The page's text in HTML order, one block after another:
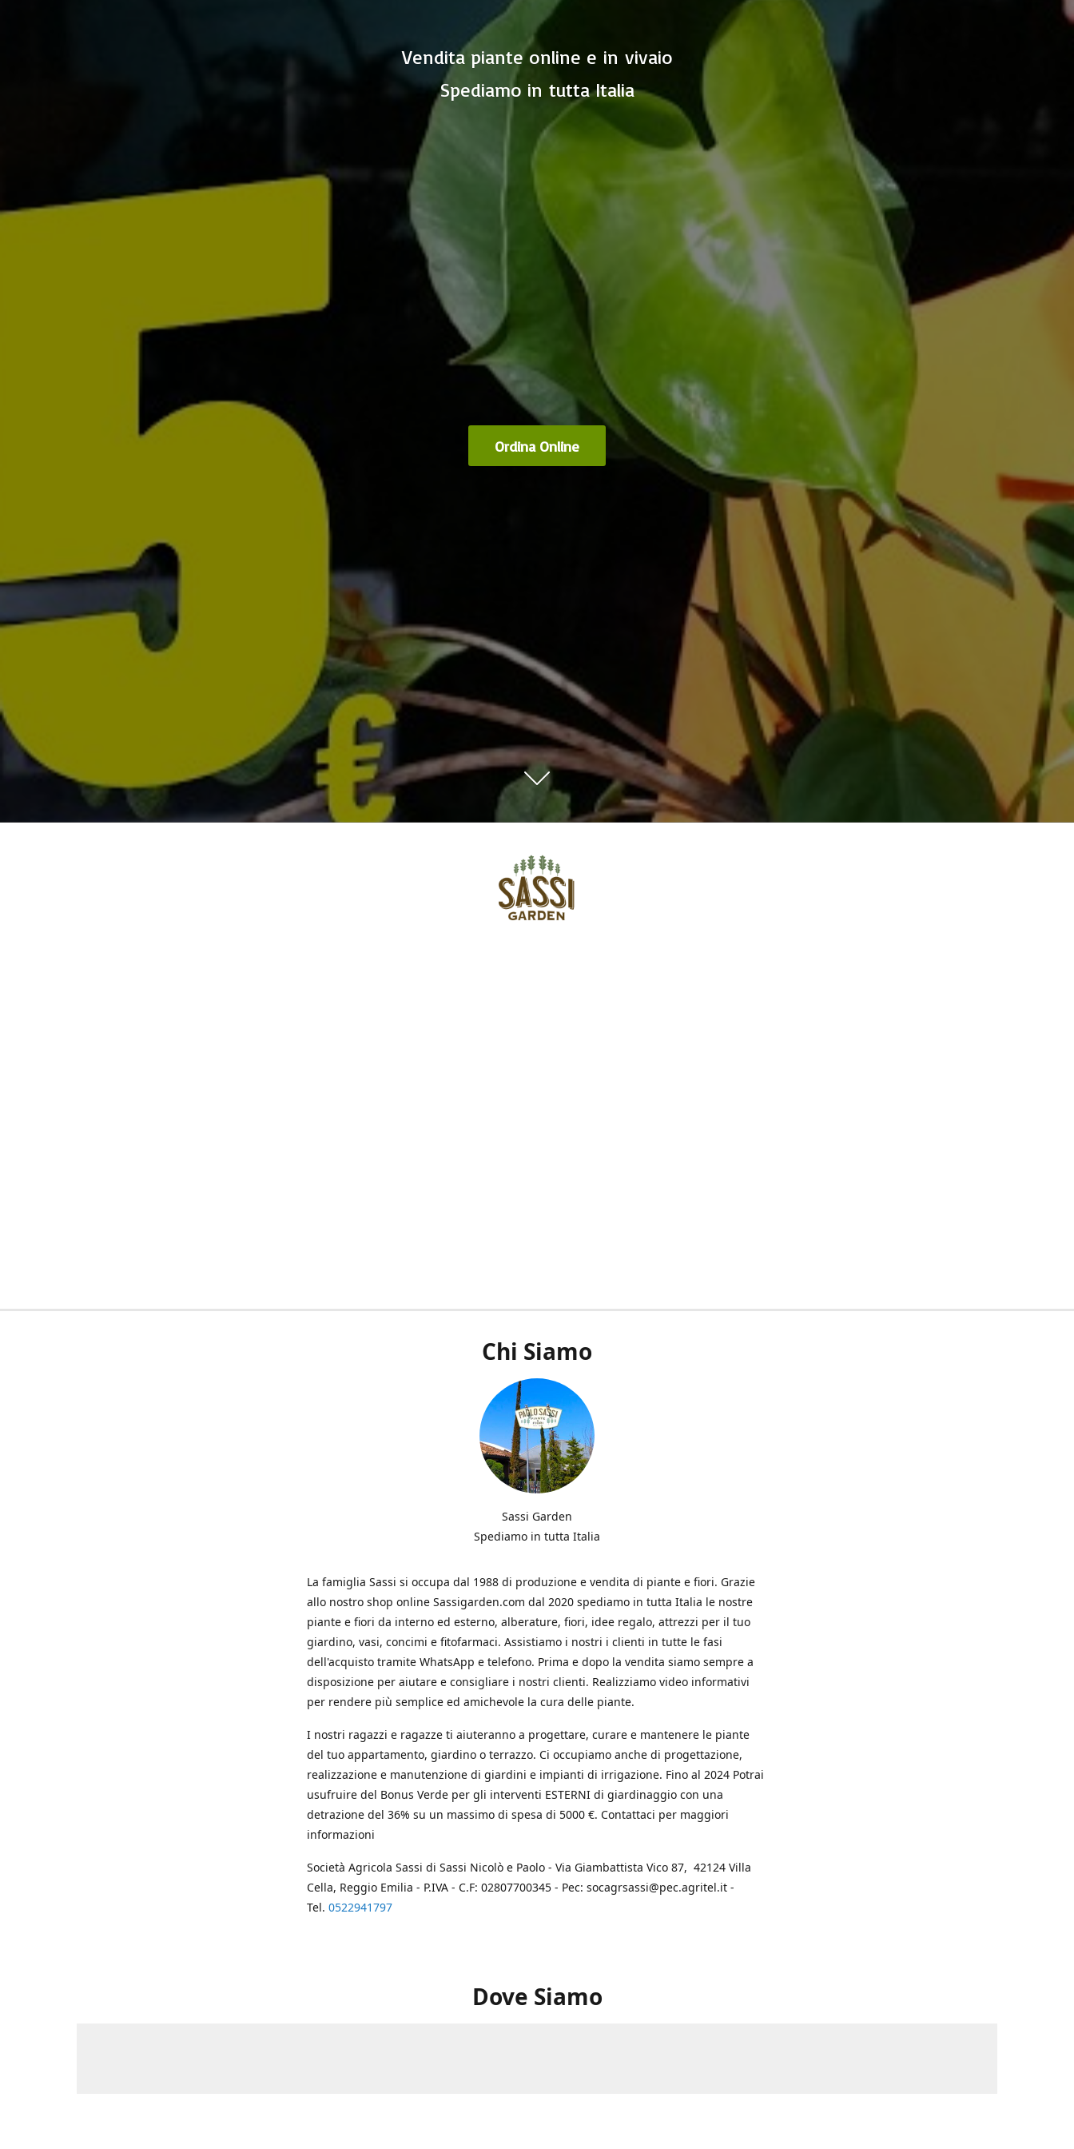
Vendita piante online e in vivaio
Spediamo in tutta Italia
Ordina Online
Chi Siamo
Sassi Garden
Spediamo in tutta Italia
La famiglia Sassi si occupa dal 1988 di produzione e vendita di piante e fiori. Grazie
allo nostro shop online Sassigarden.com dal 2020 spediamo in tutta Italia le nostre
piante e fiori da interno ed esterno, alberature, fiori, idee regalo, attrezzi per il tuo
giardino, vasi, concimi e fitofarmaci. Assistiamo i nostri i clienti in tutte le fasi
dell'acquisto tramite WhatsApp e telefono. Prima e dopo la vendita siamo sempre a
disposizione per aiutare e consigliare i nostri clienti. Realizziamo video informativi
per rendere più semplice ed amichevole la cura delle piante.
I nostri ragazzi e ragazze ti aiuteranno a progettare, curare e mantenere le piante
del tuo appartamento, giardino o terrazzo. Ci occupiamo anche di progettazione,
realizzazione e manutenzione di giardini e impianti di irrigazione. Fino al 2024 Potrai
usufruire del Bonus Verde per gli interventi ESTERNI di giardinaggio con una
detrazione del 36% su un massimo di spesa di 5000 €. Contattaci per maggiori
informazioni
Società Agricola Sassi di Sassi Nicolò e Paolo - Via Giambattista Vico 87, 42124 Villa
Cella, Reggio Emilia - P.IVA - C.F: 02807700345 - Pec: socagrsassi@pec.agritel.it -
Tel. 0522941797
Dove Siamo